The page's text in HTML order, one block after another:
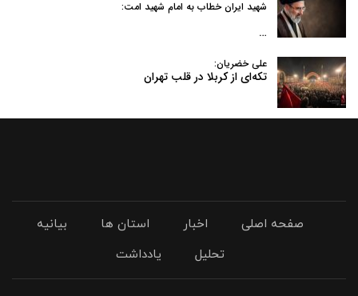
شهید ایران خطاب به امام شهید امت:
…
علی خضریان:
تکه‌ای از کربلا در قلب تهران
صفحه اصلی اخبار استان ها
بیانیه
تحلیل
یادداشت